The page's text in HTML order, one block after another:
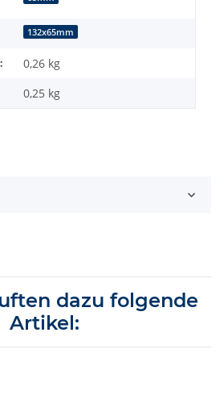
132x65mm
0,26 kg
0,25 kg
dazu folgende
Artikel: